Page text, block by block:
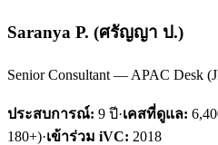
Saranya P. (ศรัญญา ป.)
Senior Consultant — APAC Desk
ประสบการณ์: 9 ปี·เคสที่ดูแล:
180+)·เข้าร่วม iVC: 2018